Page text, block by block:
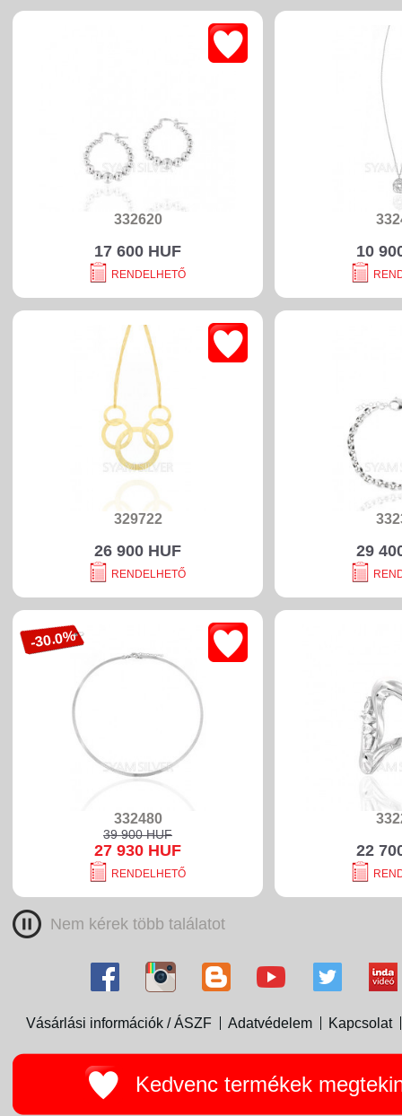
332620
17 600 HUF
RENDELHETŐ
10
329722
26 900 HUF
RENDELHETŐ
29
332480
39 900 HUF
27 930 HUF
-30.0%
RENDELHETŐ
22
Nem kérek több találatot
Vásárlási információk / ÁSZF Adatvédelem Kapcsolat
Kedvenc termékek